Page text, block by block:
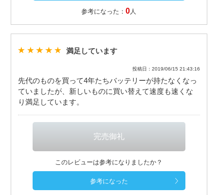
参考になった：0 人
満足しています
投稿日：2019/06/15 21:43:16
先代のものを買って4年たちバッテリーが持たなくなっ
ていましたが、新しいものに買い替えて速度も速くな
り満足しています。
このレビューは参考になりましたか？